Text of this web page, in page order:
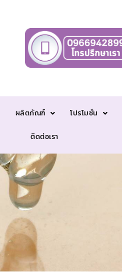
ผลิตภัณฑ์ โปรโมชั่น
ติดต่อเรา